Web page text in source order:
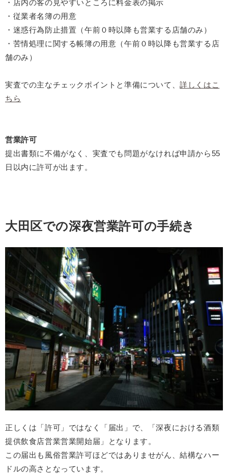
・店内の客の見やすいところに料金表の掲示
・従業者名簿の用意
・迷惑行為防止措置（午前０時以降も営業する店舗のみ）
・苦情処理に関する帳簿の用意（午前０時以降も営業する店
舗のみ）
実査での主なチェックポイントと準備について、詳しくはこ
ちら
営業許可
提出書類に不備がなく、実査でも問題がなければ申請から55
日以内に許可が出ます。
大田区での深夜営業許可の手続き
正しくは「許可」ではなく「届出」で、「深夜における酒類
提供飲食店営業営業開始届」となります。
この届出も風俗営業許可ほどではありませがん、結構なハー
ドルの高さとなっています。